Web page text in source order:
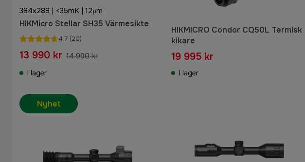
384x288 | <35mK | 12μm
HIKMicro Stellar SH35 Värmesikte
4.7 (20)
13 990 kr 14 990 kr
I lager
HIKMICRO Condor CQ50L Termisk
kikare
19 995 kr
I lager
Nyhet